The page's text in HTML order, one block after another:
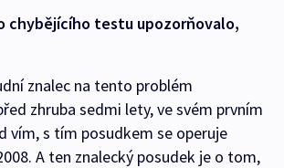
chybějícího testu upozorňovalo,
znalec na tento problém
zhruba sedmi lety, ve svém prvním
vím, s tím posudkem se operuje
A ten znalecký posudek je o tom,